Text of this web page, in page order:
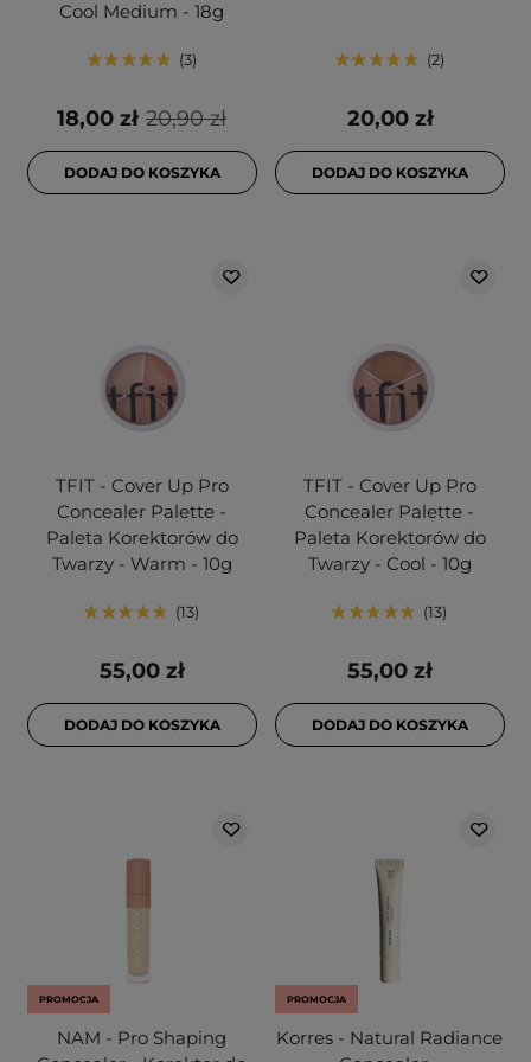
Cool Medium - 18g
3
20,90 zł
18,00 zł
DODAJ DO KOSZYKA
2
20,00 zł
DODAJ DO KOSZYKA
TFIT - Cover Up Pro
Concealer Palette -
Paleta Korektorów do
Twarzy - Warm - 10g
13
55,00 zł
DODAJ DO KOSZYKA
TFIT - Cover Up Pro
Concealer Palette -
Paleta Korektorów do
Twarzy - Cool - 10g
13
55,00 zł
DODAJ DO KOSZYKA
PROMOCJA
NAM - Pro Shaping
PROMOCJA
Korres - Natural Radiance